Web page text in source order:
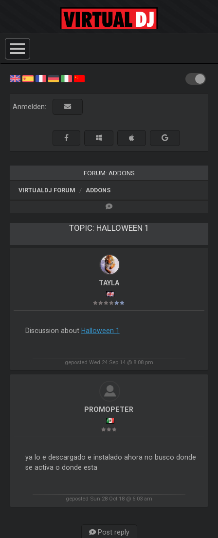
Anmelden:
FORUM: ADDONS
VIRTUALDJ FORUM ADDONS
TOPIC: HALLOWEEN 1
TAYLA
Discussion about Halloween 1
geposted Wed 24 Sep 14 @ 8:08 pm
PROMOPETER
ya lo e descargado e instalado ahora no busco donde
se activa o donde esta
geposted Sun 28 Oct 18 @ 6:03 am
Post reply